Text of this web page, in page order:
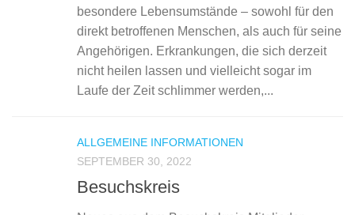
besondere Lebensumstände – sowohl für den
direkt betroffenen Menschen, als auch für seine
Angehörigen. Erkrankungen, die sich derzeit
nicht heilen lassen und vielleicht sogar im
Laufe der Zeit schlimmer werden,...
ALLGEMEINE INFORMATIONEN
SEPTEMBER 30, 2022
Besuchskreis